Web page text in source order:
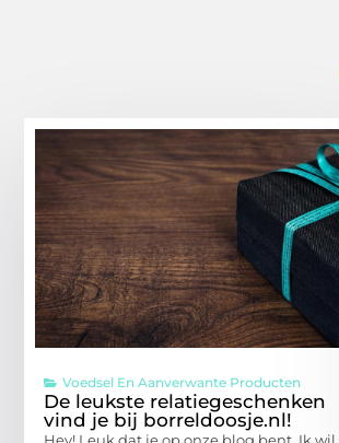
Voedsel En Aanverwante Producten
De leukste relatiegeschenken
vind je bij borreldoosje.nl!
Hey! Leuk dat je op onze blog bent. Ik wil